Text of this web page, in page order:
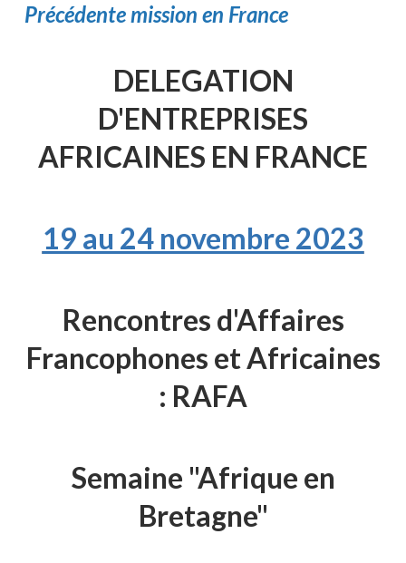
Précédente mission en France
DELEGATION
D'ENTREPRISES
AFRICAINES EN FRANCE
19 au 24 novembre 2023
Rencontres d'Affaires
Francophones et Africaines
: RAFA
Semaine "Afrique en
Bretagne"